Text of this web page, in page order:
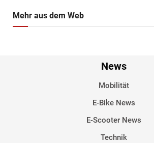
Mehr aus dem Web
News
Mobilität
E-Bike News
E-Scooter News
Technik